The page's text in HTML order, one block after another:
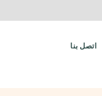
اتصل بنا